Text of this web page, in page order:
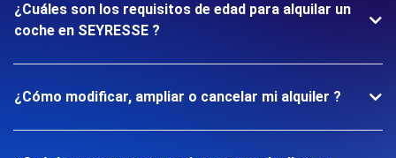
¿Cuáles son los requisitos de edad para alquilar un
coche en SEYRESSE ?
¿Cómo modificar, ampliar o cancelar mi alquiler ?